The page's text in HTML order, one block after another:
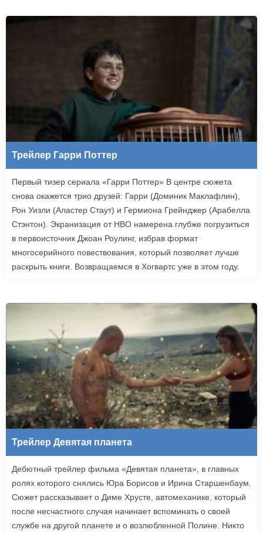
Трейлер Гарри Поттер
Первый тизер сериала «Гарри Поттер» В центре сюжета
снова окажется трио друзей: Гарри (Доминик Маклафлин),
Рон Уизли (Аластер Стаут) и Гермиона Грейнджер (Арабелла
Стэнтон). Экранизация от HBO намерена глубже погрузиться
в первоисточник Джоан Роулинг, избрав формат
многосерийного повествования, который позволяет лучше
раскрыть книги. Возвращаемся в Хогвартс уже в этом году.
Трейлер Девятая планета
Дебютный трейлер фильма «Девятая планета», в главных
ролях которого снялись Юра Борисов и Ирина Старшенбаум.
Сюжет рассказывает о Диме Хрусте, автомеханике, который
после несчастного случая начинает вспоминать о своей
службе на другой планете и о возлюбленной Полине. Никто